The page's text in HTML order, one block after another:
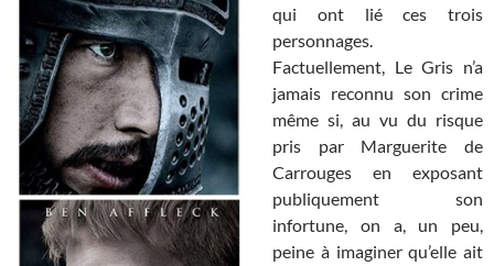
qui ont lié ces trois
personnages.
Factuellement, Le Gris n’a
jamais reconnu son crime
même si, au vu du risque
pris par Marguerite de
Carrouges en exposant
publiquement son
infortune, on a, un peu,
peine à imaginer qu’elle ait